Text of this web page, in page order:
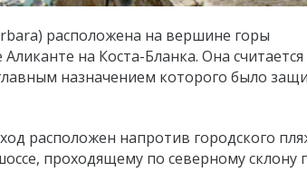
расположена на вершине горы
на Коста-Бланка. Она
назначением которого было
расположен напротив городского
проходящему по северному склону